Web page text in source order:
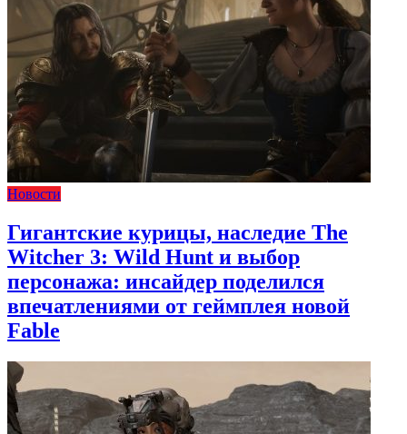
Новости
Гигантские курицы, наследие The
Witcher 3: Wild Hunt и выбор
персонажа: инсайдер поделился
впечатлениями от геймплея новой
Fable